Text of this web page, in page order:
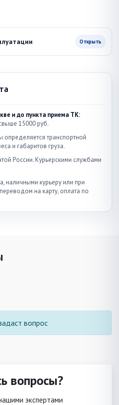
Открыть
и до пункта приема ТК:
15000 руб.
определяется транспортной
и габаритов груза.
России. Курьерскими службами
наличными курьеру или при
на карту, оплата по
вопрос
вопросы?
экспертами